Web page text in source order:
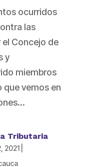
ocurridos
las
Concejo de
y
miembros
vemos en
Tributaria
2021|